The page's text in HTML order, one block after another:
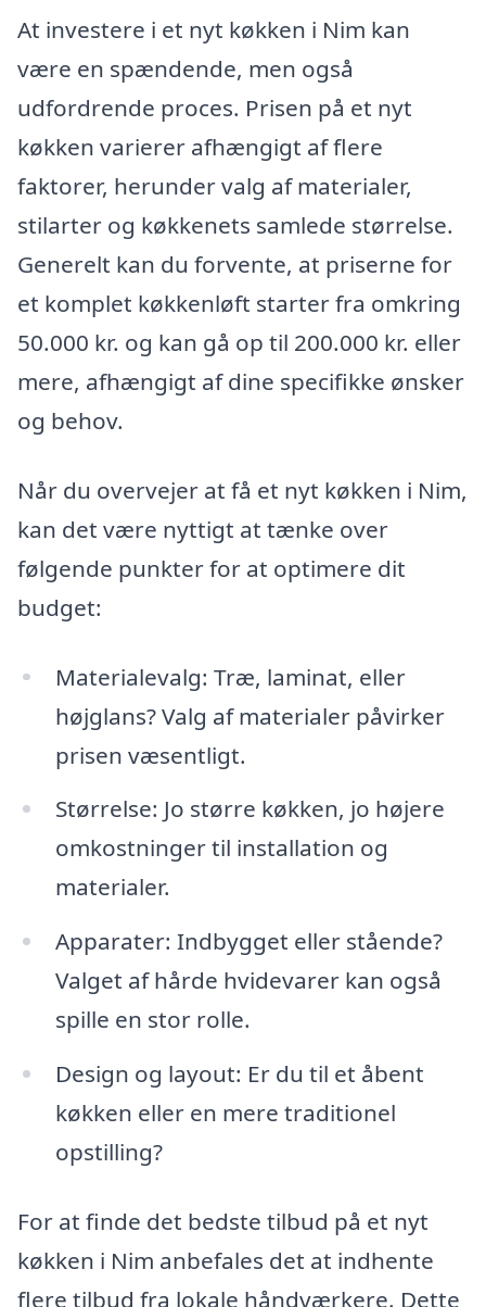
At investere i et nyt køkken i Nim kan
være en spændende, men også
udfordrende proces. Prisen på et nyt
køkken varierer afhængigt af flere
faktorer, herunder valg af materialer,
stilarter og køkkenets samlede størrelse.
Generelt kan du forvente, at priserne for
et komplet køkkenløft starter fra omkring
50.000 kr. og kan gå op til 200.000 kr. eller
mere, afhængigt af dine specifikke ønsker
og behov.
Når du overvejer at få et nyt køkken i Nim,
kan det være nyttigt at tænke over
følgende punkter for at optimere dit
budget:
Materialevalg: Træ, laminat, eller
højglans? Valg af materialer påvirker
prisen væsentligt.
Størrelse: Jo større køkken, jo højere
omkostninger til installation og
materialer.
Apparater: Indbygget eller stående?
Valget af hårde hvidevarer kan også
spille en stor rolle.
Design og layout: Er du til et åbent
køkken eller en mere traditionel
opstilling?
For at finde det bedste tilbud på et nyt
køkken i Nim anbefales det at indhente
flere tilbud fra lokale håndværkere. Dette